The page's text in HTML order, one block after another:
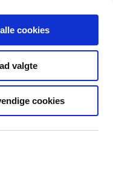
cookies
valgte
cookies